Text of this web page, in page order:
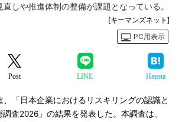
しや推進体制の整備が課題となっている。
[キーマンズネット]
PC用表示
Post LINE Hatena
「日本企業におけるリスキリングの認識と
査2026」の結果を発表した。本調査は、